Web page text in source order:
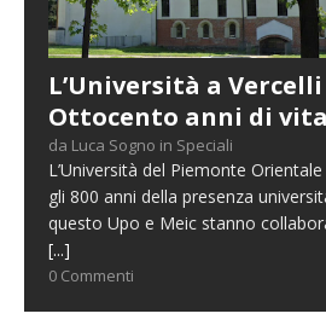
L’Università a
Ottocento anni di vita
da Luca Sogno in Speciali
L’Università del Piemonte
gli 800 anni della presenza
questo Upo e Meic stanno
[...]
0 Commenti